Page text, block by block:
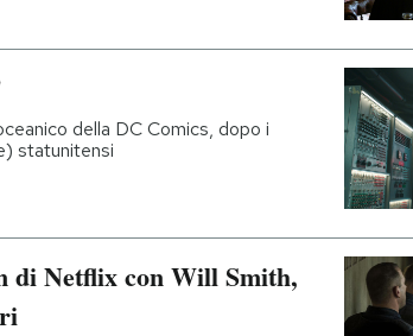
della DC Comics, dopo i
statunitensi
Netflix con Will Smith,